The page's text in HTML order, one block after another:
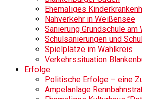
Ehemaliges
Nahverkehr in Weißensee
Sanierung Grundschule am
Schulsanierungen und
Spielplätze im Wahlkreis
Verkehrssituation
Erfolge
Politische Erfolge – eine
Ampelanlage